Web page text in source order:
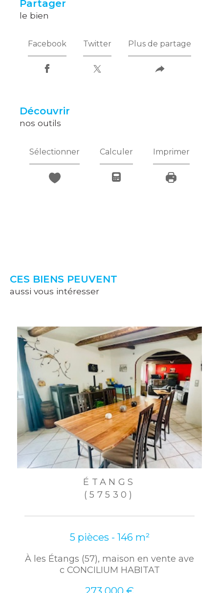
partager
le bien
Facebook Twitter Plus de partage
découvrir
nos outils
Sélectionner Calculer Imprimer
CES BIENS PEUVENT
aussi vous intéresser
ÉTANGS
(57530)
5 pièces - 146 m²
À les Étangs (57), maison en vente ave
c CONCILIUM HABITAT